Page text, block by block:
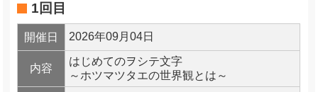
1回目
開催日 2026年09月04日
内容
はじめてのヲシテ文字
～ホツマツタエの世界観とは～